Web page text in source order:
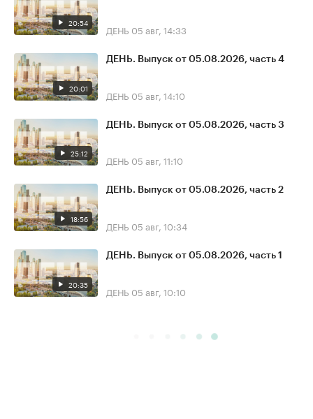
20:54 ДЕНЬ 05 авг, 14:33
20:01
ДЕНЬ. Выпуск от 05.08.2026, часть 4
ДЕНЬ 05 авг, 14:10
25:12
ДЕНЬ. Выпуск от 05.08.2026, часть 3
ДЕНЬ 05 авг, 11:10
18:56
ДЕНЬ. Выпуск от 05.08.2026, часть 2
ДЕНЬ 05 авг, 10:34
20:35
ДЕНЬ. Выпуск от 05.08.2026, часть 1
ДЕНЬ 05 авг, 10:10